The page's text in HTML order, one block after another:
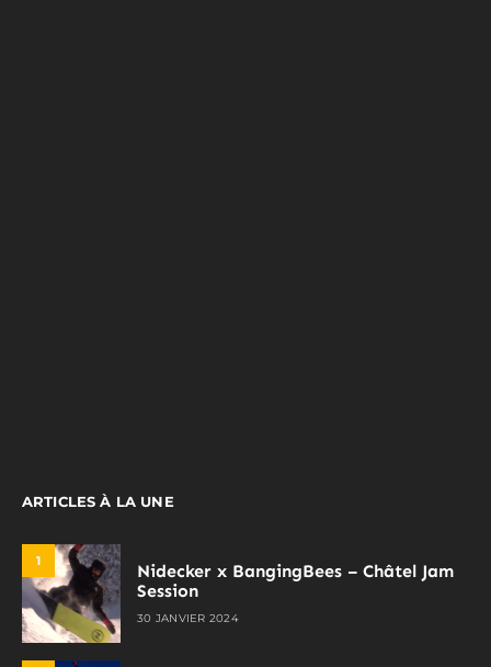
ARTICLES À LA UNE
1
Nidecker x BangingBees – Châtel Jam
Session
30 JANVIER 2024